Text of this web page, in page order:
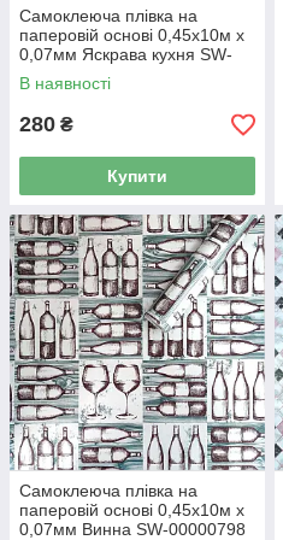
Самоклеюча плівка на
паперовій основі 0,45х10м х
0,07мм Яскрава кухня SW-
00000795
В наявності
280 ₴
Купити
Самоклеюча плівка на
паперовій основі 0,45х10м х
0,07мм Винна SW-00000798